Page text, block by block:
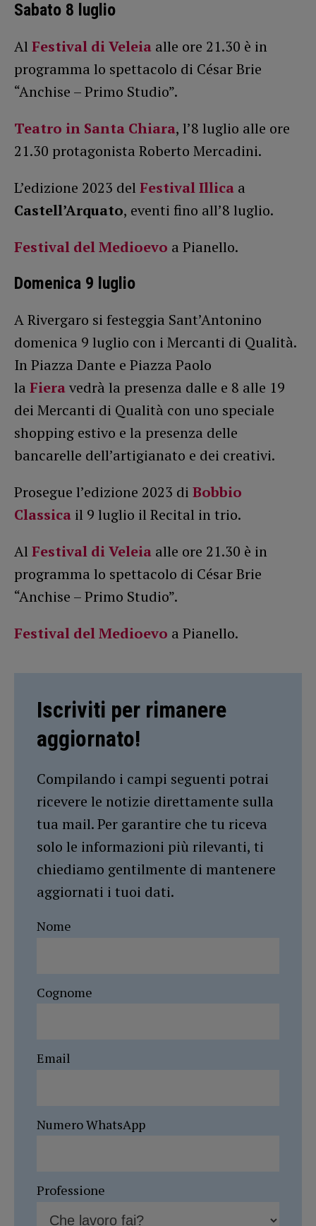
Sabato 8 luglio
Al Festival di Veleia alle ore 21.30 è in
programma lo spettacolo di César Brie
“Anchise – Primo Studio”.
Teatro in Santa Chiara, l’8 luglio alle ore
21.30 protagonista Roberto Mercadini.
L’edizione 2023 del Festival Illica a
Castell’Arquato, eventi fino all’8 luglio.
Festival del Medioevo a Pianello.
Domenica 9 luglio
A Rivergaro si festeggia Sant’Antonino
domenica 9 luglio con i Mercanti di Qualità.
In Piazza Dante e Piazza Paolo
la Fieravedrà la presenza dalle e 8 alle 19
dei Mercanti di Qualità con uno speciale
shopping estivo e la presenza delle
bancarelle dell’artigianato e dei creativi.
Prosegue l’edizione 2023 di Bobbio
Classica il 9 luglio il Recital in trio.
Al Festival di Veleia alle ore 21.30 è in
programma lo spettacolo di César Brie
“Anchise – Primo Studio”.
Festival del Medioevo a Pianello.
Iscriviti per rimanere
aggiornato!
Compilando i campi seguenti potrai
ricevere le notizie direttamente sulla
tua mail. Per garantire che tu riceva
solo le informazioni più rilevanti, ti
chiediamo gentilmente di mantenere
aggiornati i tuoi dati.
Nome
Cognome
Email
Numero WhatsApp
Professione